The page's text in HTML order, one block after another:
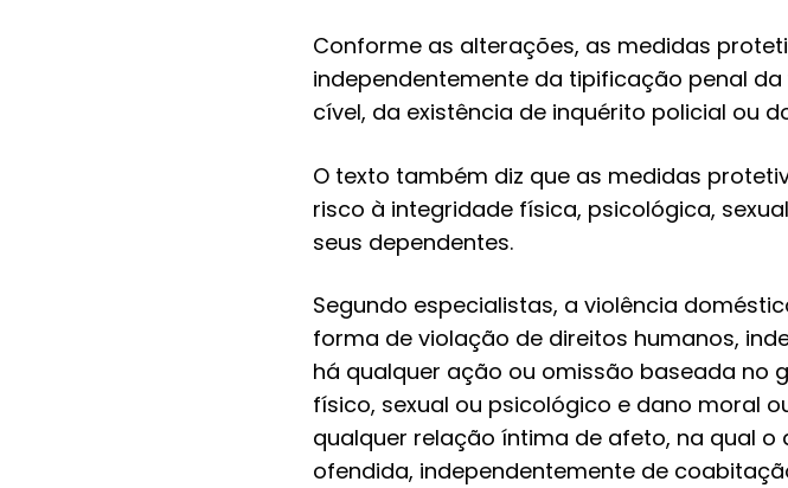
Conforme as alterações, as medidas
independentemente da tipificação penal
cível, da existência de inquérito policial ou
O texto também diz que as medidas
risco à integridade física, psicológica,
seus dependentes.
Segundo especialistas, a violência
forma de violação de direitos humanos,
há qualquer ação ou omissão baseada no
físico, sexual ou psicológico e dano moral
qualquer relação íntima de afeto, na qual
ofendida, independentemente de